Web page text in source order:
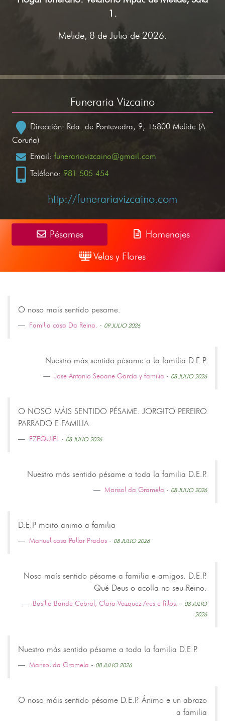
1.
Melide, 8 de Julio de 2026.
Funeraria Vizcaino
Dirección: Rda. de Pontevedra, 9, 15800 Melide (A
Coruña)
Email: funerariavizcaino@gmail.com
Teléfono: 981 505 454
http://funerariavizcaino.com
Pésames
Homenajes
Velas y Flores
O noso mais sentido pesame.
Familia casa Da Reina. - 09 JULIO 2026
Nuestro más sentido pésame a la familia D.E.P.
Jose Antonio Seoane García y familia - 08 JULIO 2026
O NOSO MÁIS SENTIDO PÉSAME. JORGITO PEREIRO
PARRADO E FAMILIA.
EZEQUIEL - 08 JULIO 2026
Nuestro más sentido pésame a toda la familia D.E.P.
Marisol da Gramela - 08 JULIO 2026
D.E.P moito animo a familia
Manuel casa Pallar Prados - 08 JULIO 2026
Noso maís sentido pésame a familia e amigos. D.E.P.
Qué Deus o acolla no seu Reino.
Basilio Bande Cebral, Clara Vazquez Ares e fillos. - 08 JULIO
2026
Nuestro más sentido pésame a toda la familia D.E.P.
Marisol da Gramela - 08 JULIO 2026
O noso máis sentido pésame D.E.P. Ánimo e un abrazo
a familia